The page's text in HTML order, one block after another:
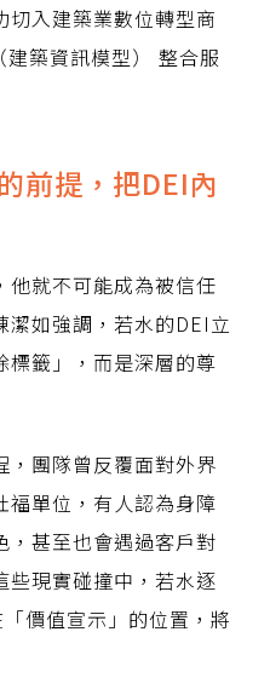
切入建築業數位轉型商
築資訊模型） 整合服
前提，把DEI內
他就不可能成為被信任
潔如強調，若水的DEI立
標籤」，而是深層的尊
，團隊曾反覆面對外界
福單位，有人認為身障
，甚至也會遇過客戶對
些現實碰撞中，若水逐
價值宣示」的位置，將